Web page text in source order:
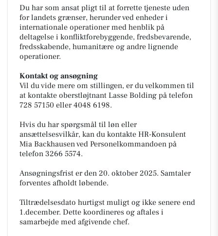
Du har som ansat pligt til at forrette tjeneste uden
for landets grænser, herunder ved enheder i
internationale operationer med henblik på
deltagelse i konfliktforebyggende, fredsbevarende,
fredsskabende, humanitære og andre lignende
operationer.
Kontakt og ansøgning
Vil du vide mere om stillingen, er du velkommen til
at kontakte oberstløjtnant Lasse Bolding på telefon
728 57150 eller 4048 6198.
Hvis du har spørgsmål til løn eller
ansættelsesvilkår, kan du kontakte HR-Konsulent
Mia Backhausen ved Personelkommandoen på
telefon 3266 5574.
Ansøgningsfrist er den 20. oktober 2025. Samtaler
forventes afholdt løbende.
Tiltrædelsesdato hurtigst muligt og ikke senere end
1.december. Dette koordineres og aftales i
samarbejde med afgivende chef.